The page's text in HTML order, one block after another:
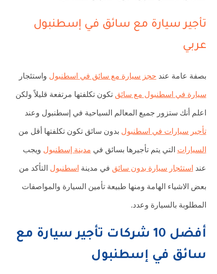
تأجير سيارة مع سائق في إسطنبول
عربي
بصفة عامة عند حجز سيارة مع سائق في اسطنبول واستئجار
سيارة في اسطنبول مع سائق تكون تكلفتها مرتفعة قليلاً ولكن
اعلم أنك ستزور جميع المعالم السياحية في إسطنبول وعند
تأجير سيارات في اسطنبول بدون سائق تكون تكلفتها أقل من
السيارات التي يتم تأجيرها بسائق في مدينة إسطنبول ويجب
عند استئجار سيارة بدون سائق في مدينة اسطنبول التأكد من
بعض الاشياء الهامة ومنها طبيعة تأمين السيارة والمواصفات
المطلوبة بالسيارة وعدد.
أفضل 10 شركات تأجير سيارة مع
سائق في إسطنبول